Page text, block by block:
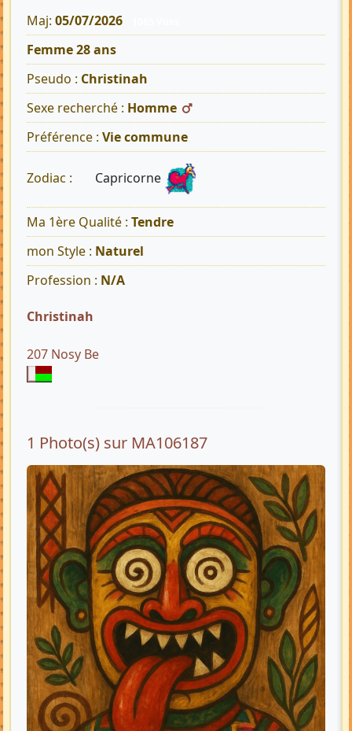
Maj: 05/07/2026
Femme 28 ans
Pseudo : Christinah
Sexe recherché : Homme
Préférence : Vie commune
Zodiac : Capricorne
Ma 1ère Qualité : Tendre
mon Style : Naturel
Profession : N/A
Christinah
207 Nosy Be
1 Photo(s) sur MA106187